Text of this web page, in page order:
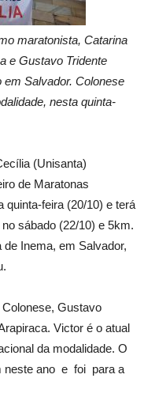
maratonista, Catarina
e Gustavo Tridente
Salvador. Colonese
nesta quinta-
(Unisanta)
de Maratonas
quinta-feira (20/10) e terá
sábado (22/10) e 5km.
Inema, em Salvador,
Gustavo
Victor é o atual
da modalidade. O
neste ano e foi para a